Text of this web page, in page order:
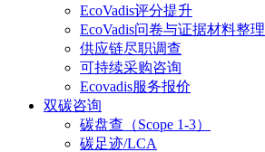
EcoVadis评分提升
EcoVadis问卷与证据材料整理
供应链尽职调查
可持续采购咨询
Ecovadis服务报价
双碳咨询
碳盘查（Scope 1-3）
碳足迹/LCA